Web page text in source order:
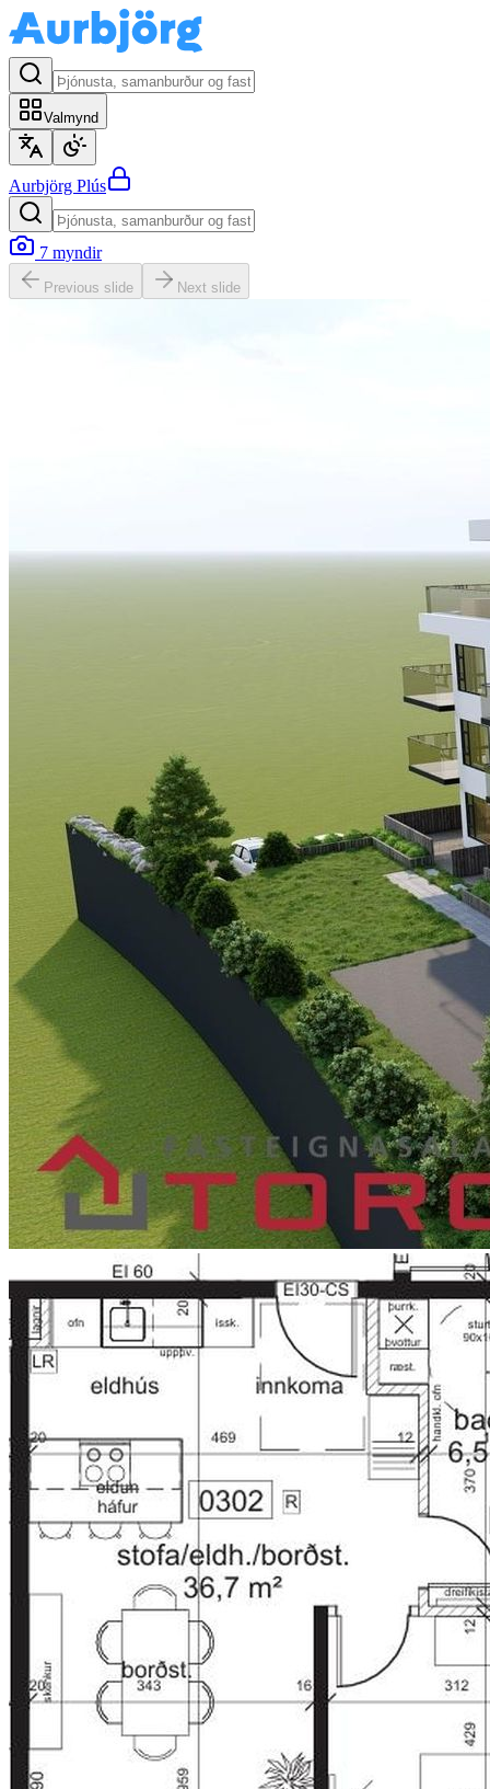
Valmynd
Aurbjörg Plús
7 myndir
Previous slide Next slide